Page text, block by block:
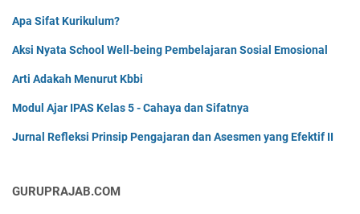
Apa Sifat Kurikulum?
Aksi Nyata School Well-being Pembelajaran Sosial Emosional
Arti Adakah Menurut Kbbi
Modul Ajar IPAS Kelas 5 - Cahaya dan Sifatnya
Jurnal Refleksi Prinsip Pengajaran dan Asesmen yang Efektif II
GURUPRAJAB.COM